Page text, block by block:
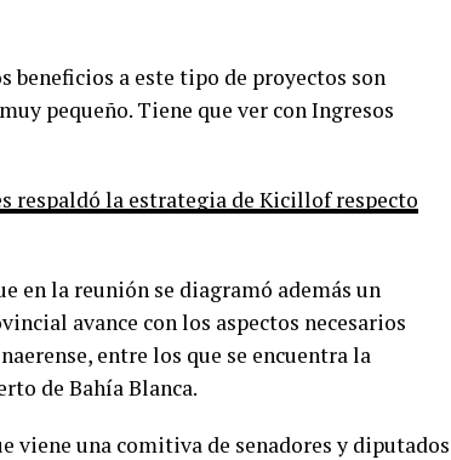
beneficios a este tipo de proyectos son
pequeño. Tiene que ver con Ingresos
respaldó la estrategia de Kicillof respecto
en la reunión se diagramó además un
avance con los aspectos necesarios
entre los que se encuentra la
de Bahía Blanca.
viene una comitiva de senadores y diputados